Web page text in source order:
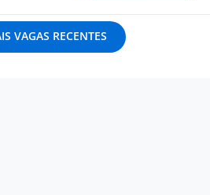
VAGAS RECENTES